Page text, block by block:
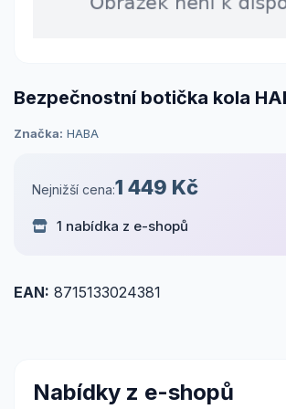
Bezpečnostní botička kola
Značka: HABA
Nejnižší cena:1 449 Kč
1 nabídka z e-shopů
EAN: 8715133024381
Nabídky z e-shopů